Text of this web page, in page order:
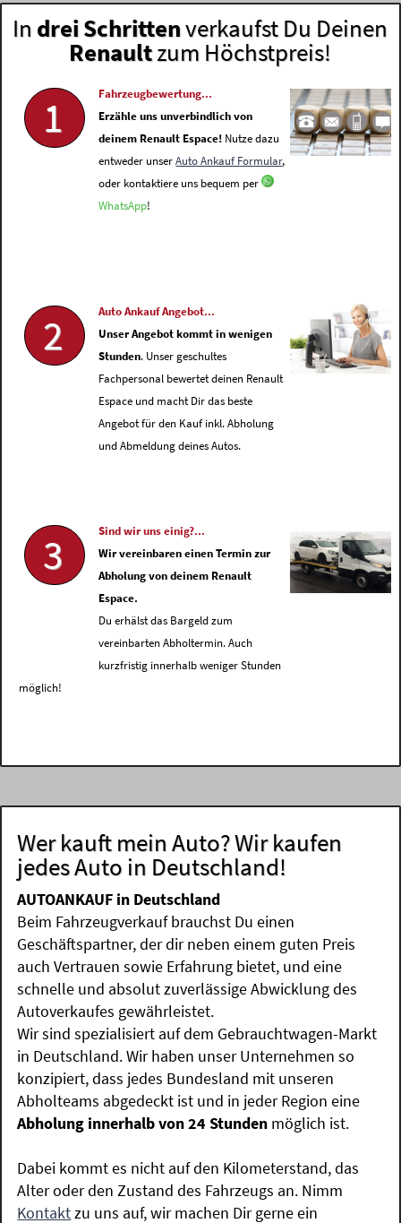
In drei Schrittenverkaufst Du Deinen
Renaultzum Höchstpreis!
1
Fahrzeugbewertung...
Erzähle uns unverbindlich von
deinem Renault Espace! Nutze dazu
entweder unserAuto Ankauf Formular,
oder kontaktiere uns bequem per
WhatsApp!
2
Auto Ankauf Angebot...
Unser Angebot kommt in wenigen
Stunden. Unser geschultes
Fachpersonal bewertet deinen Renault
Espace und macht Dir das beste
Angebot für den Kauf inkl. Abholung
und Abmeldung deines Autos.
3
Sind wir uns einig?...
Wir vereinbaren einen Termin zur
Abholung von deinem Renault
Espace.
Du erhälst das Bargeld zum
vereinbarten Abholtermin. Auch
kurzfristig innerhalb weniger Stunden
möglich!
Wer kauft mein Auto? Wir kaufen
jedes Auto in Deutschland!
AUTOANKAUF in Deutschland
Beim Fahrzeugverkauf brauchst Du einen
Geschäftspartner, der dir neben einem guten Preis
auch Vertrauen sowie Erfahrung bietet, und eine
schnelle und absolut zuverlässige Abwicklung des
Autoverkaufes gewährleistet.
Wir sind spezialisiert auf dem Gebrauchtwagen-Markt
in Deutschland. Wir haben unser Unternehmen so
konzipiert, dass jedes Bundesland mit unseren
Abholteams abgedeckt ist und in jeder Region eine
Abholung innerhalb von 24 Stunden möglich ist.
Dabei kommt es nicht auf den Kilometerstand, das
Alter oder den Zustand des Fahrzeugs an. Nimm
Kontaktzu uns auf, wir machen Dir gerne ein